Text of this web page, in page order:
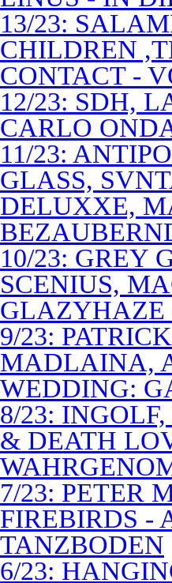
13/23:
CHILDREN
CONTACT -
12/23: SDH,
CARLO
11/23:
GLASS,
DELUXXE,
10/23: GREY
SCENIUS,
GLAZYHAZE
9/23:
MADLAINA,
WEDDING:
8/23:
& DEATH
7/23: PETER
FIREBIRDS -
TANZBODEN
6/23: